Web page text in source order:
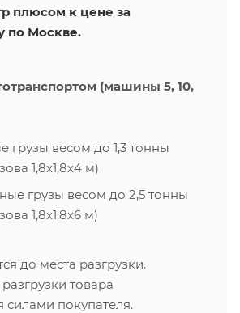
плюсом к цене за
по Москве.
(машины 5, 10,
грузы весом до 1,3 тонны
1,8х1,8х4 м)
грузы весом до 2,5 тонны
1,8х1,8х6 м)
до места разгрузки.
товара
силами покупателя.